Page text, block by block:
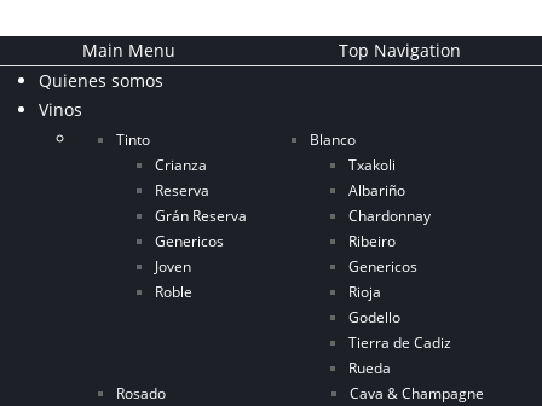
Main Menu
Top Navigation
Quienes somos
Vinos
Tinto
Crianza
Reserva
Grán Reserva
Genericos
Joven
Roble
Blanco
Txakoli
Albariño
Chardonnay
Ribeiro
Genericos
Rioja
Godello
Tierra de Cadiz
Rueda
Rosado
Cava & Champagne